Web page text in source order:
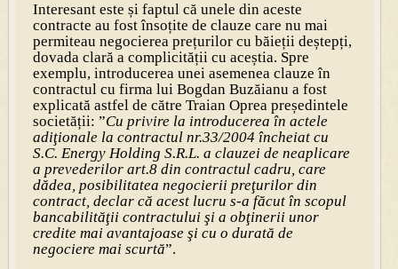
Interesant este și faptul că unele din aceste
contracte au fost însoțite de clauze care nu mai
permiteau negocierea prețurilor cu băieții deștepți,
dovada clară a complicității cu aceștia. Spre
exemplu, introducerea unei asemenea clauze în
contractul cu firma lui Bogdan Buzăianu a fost
explicată astfel de către Traian Oprea președintele
societății: ”Cu privire la introducerea în actele
adiţionale la contractul nr.33/2004 încheiat cu
S.C. Energy Holding S.R.L. a clauzei de neaplicare
a prevederilor art.8 din contractul cadru, care
dădea, posibilitatea negocierii preţurilor din
contract, declar că acest lucru s-a făcut în scopul
bancabilităţii contractului şi a obţinerii unor
credite mai avantajoase şi cu o durată de
negociere mai scurtă”.